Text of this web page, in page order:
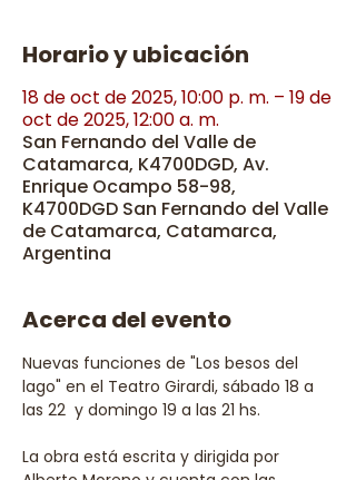
Horario y ubicación
18 de oct de 2025, 10:00 p. m. – 19 de
oct de 2025, 12:00 a. m.
San Fernando del Valle de
Catamarca, K4700DGD, Av.
Enrique Ocampo 58-98,
K4700DGD San Fernando del Valle
de Catamarca, Catamarca,
Argentina
Acerca del evento
Nuevas funciones de "Los besos del
lago" en el Teatro Girardi, sábado 18 a
las 22  y domingo 19 a las 21 hs.
La obra está escrita y dirigida por